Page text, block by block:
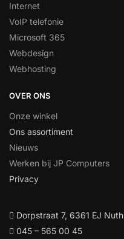
Internet
VoIP telefonie
Microsoft 365
Webdesign
Webhosting
OVER ONS
Onze winkel
Ons assortiment
Nieuws
Werken bij JP Computers
Privacy
Dorpstraat 7, 6361 EJ Nuth
045 – 565 00 45